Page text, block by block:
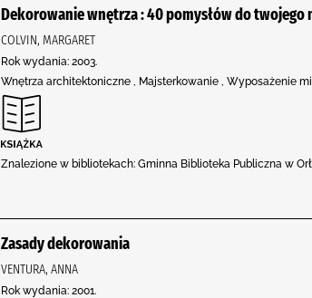
Dekorowanie wnętrza : 40 pomysłów do twojego
COLVIN, MARGARET
Rok wydania: 2003.
Wnętrza architektoniczne , Majsterkowanie , Wyposażenie
Znalezione w bibliotekach: Gminna Biblioteka Publiczna w
Zasady dekorowania
VENTURA, ANNA
Rok wydania: 2001.